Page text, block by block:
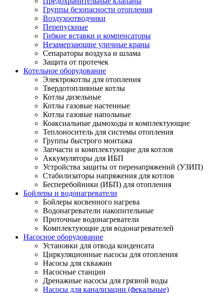
Группы безопасности отопления
Воздухоотводчики
Перепускные
Гибкие вставки и компенсаторы
Незамерзающие уличные краны
Сепараторы воздуха и шлама
Защита от протечек
Котельное оборудование
Электрокотлы для отопления
Твердотопливные котлы
Котлы дизельные
Котлы газовые настенные
Котлы газовые напольные
Коаксиальные дымоходы и комплектующие
Теплоноситель для системы отопления
Группы быстрого монтажа
Запчасти и комплектующие для котлов
Аккумуляторы для ИБП
Устройства защиты от перенапряжений (УЗИП)
Стабилизаторы напряжения для котлов
Бесперебойники (ИБП) для отопления
Бойлеры и водонагреватели
Бойлеры косвенного нагрева
Водонагреватели накопительные
Проточные водонагреватели
Комплектующие для водонагревателей
Насосное оборудование
Установки для отвода конденсата
Циркуляционные насосы для отопления
Насосы для скважин
Насосные станции
Дренажные насосы для грязной воды
Насосы для канализации (фекальные)